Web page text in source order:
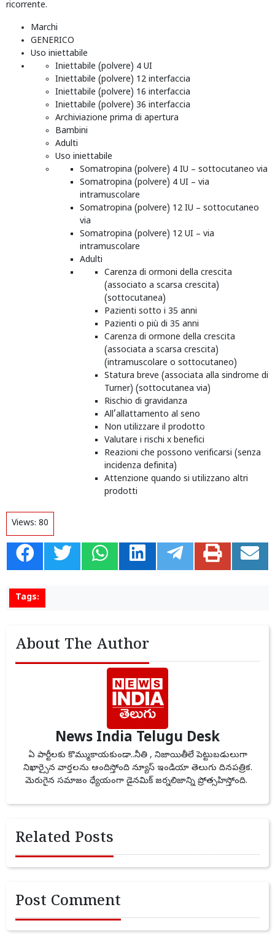
ricorrente.
Marchi
GENERICO
Uso iniettabile
Iniettabile (polvere) 4 UI
Iniettabile (polvere) 12 interfaccia
Iniettabile (polvere) 16 interfaccia
Iniettabile (polvere) 36 interfaccia
Archiviazione prima di apertura
Bambini
Adulti
Uso iniettabile
Somatropina (polvere) 4 IU – sottocutaneo via
Somatropina (polvere) 4 UI – via
intramuscolare
Somatropina (polvere) 12 IU – sottocutaneo
via
Somatropina (polvere) 12 UI – via
intramuscolare
Adulti
Carenza di ormoni della crescita
(associato a scarsa crescita)
(sottocutanea)
Pazienti sotto i 35 anni
Pazienti o più di 35 anni
Carenza di ormone della crescita
(associata a scarsa crescita)
(intramuscolare o sottocutaneo)
Statura breve (associata alla sindrome di
Turner) (sottocutanea via)
Rischio di gravidanza
All’allattamento al seno
Non utilizzare il prodotto
Valutare i rischi x benefici
Reazioni che possono verificarsi (senza
incidenza definita)
Attenzione quando si utilizzano altri
prodotti
Views: 80
Tags:
About The Author
News India Telugu Desk
ఏ పార్టీలకు కొమ్ముకాయకుండా..నీతి , నిజాయితీలే పెట్టుబడులుగా
నిఖార్సైన వార్తలను అందిస్తోంది న్యూస్ ఇండియా తెలుగు దినపత్రిక.
మెరుగైన సమాజం ధ్యేయంగా డైనమిక్ జర్నలిజాన్ని ప్రోత్సహిస్తోంది.
Related Posts
Post Comment